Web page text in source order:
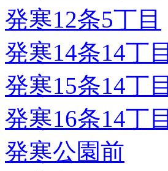
発寒12条5丁目
発寒14条14丁目
発寒15条14丁目
発寒16条14丁目
発寒公園前